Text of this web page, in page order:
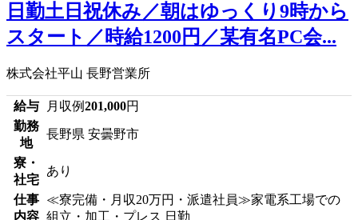
日勤土日祝休み／朝はゆっくり9時から
スタート／時給1200円／某有名PC会...
株式会社平山 長野営業所
給与 月収例201,000円
勤務
地
長野県 安曇野市
寮・
社宅
あり
仕事
内容
≪寮完備・月収20万円・派遣社員≫家電系工場での
組立・加工・プレス 日勤